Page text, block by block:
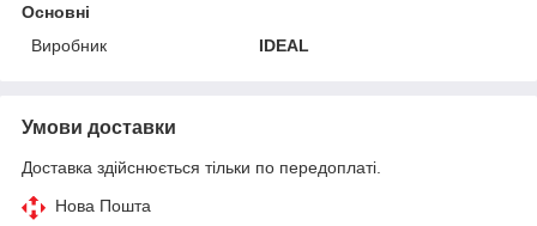
Основні
Виробник
IDEAL
Умови доставки
Доставка здійснюється тільки по передоплаті.
Нова Пошта